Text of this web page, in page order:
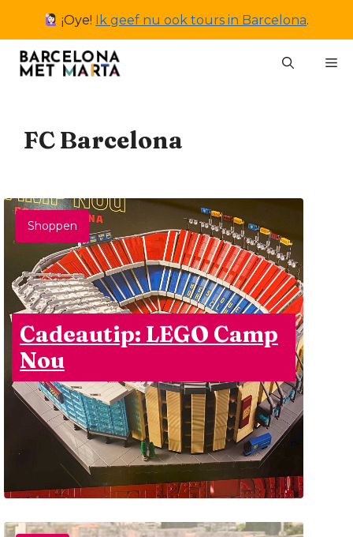
inhoud
¡Oye! Ik geef nu ook tours in Barcelona.
FC Barcelona
Shoppen
Cadeautip: LEGO Camp
Nou